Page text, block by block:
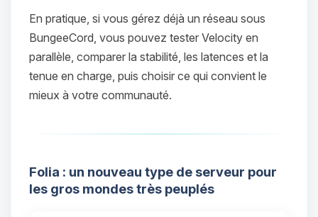
En pratique, si vous gérez déjà un réseau sous
BungeeCord, vous pouvez tester Velocity en
parallèle, comparer la stabilité, les latences et la
tenue en charge, puis choisir ce qui convient le
mieux à votre communauté.
Folia : un nouveau type de serveur pour
les gros mondes très peuplés
Youpi, enfin quelqu’un pour me
parler ! Moi c’est Choupy, ton petit
assistant BoxToPlay. Dis-moi ce dont
tu as besoin et je vais remuer mes
petits circuits pour t’aider.